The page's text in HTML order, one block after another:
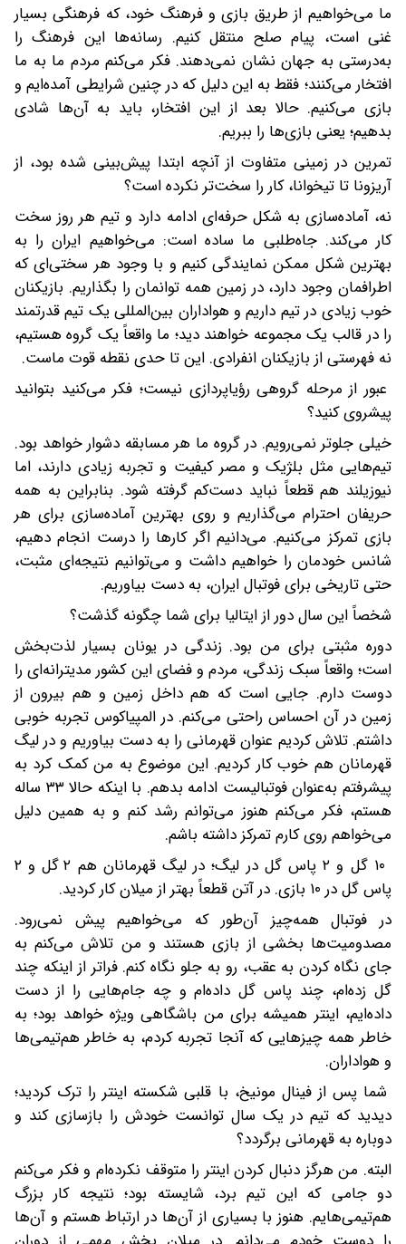
ما می‌خواهیم از طریق بازی و فرهنگ خود، که فرهنگی بسیار
غنی است، پیام صلح منتقل کنیم. رسانه‌ها این فرهنگ را
به‌درستی به جهان نشان نمی‌دهند. فکر می‌کنم مردم ما به ما
افتخار می‌کنند؛ فقط به این دلیل که در چنین شرایطی آمده‌ایم و
بازی می‌کنیم. حالا بعد از این افتخار، باید به آن‌ها شادی
بدهیم؛ یعنی بازی‌ها را ببریم.
تمرین در زمینی متفاوت از آنچه ابتدا پیش‌بینی شده بود، از
آریزونا تا تیخوانا، کار را سخت‌تر نکرده است؟
نه، آماده‌سازی به شکل حرفه‌ای ادامه دارد و تیم هر روز سخت
کار می‌کند. جاه‌طلبی ما ساده است: می‌خواهیم ایران را به
بهترین شکل ممکن نمایندگی کنیم و با وجود هر سختی‌ای که
اطرافمان وجود دارد، در زمین همه توانمان را بگذاریم. بازیکنان
خوب زیادی در تیم داریم و هواداران بین‌المللی یک تیم قدرتمند
را در قالب یک مجموعه خواهند دید؛ ما واقعاً یک گروه هستیم،
نه فهرستی از بازیکنان انفرادی. این تا حدی نقطه قوت ماست.
عبور از مرحله گروهی رؤیاپردازی نیست؛ فکر می‌کنید بتوانید
پیشروی کنید؟
خیلی جلوتر نمی‌رویم. در گروه ما هر مسابقه دشوار خواهد بود.
تیم‌هایی مثل بلژیک و مصر کیفیت و تجربه زیادی دارند، اما
نیوزیلند هم قطعاً نباید دست‌کم گرفته شود. بنابراین به همه
حریفان احترام می‌گذاریم و روی بهترین آماده‌سازی برای هر
بازی تمرکز می‌کنیم. می‌دانیم اگر کارها را درست انجام دهیم،
شانس خودمان را خواهیم داشت و می‌توانیم نتیجه‌ای مثبت،
حتی تاریخی برای فوتبال ایران، به دست بیاوریم.
شخصاً این سال دور از ایتالیا برای شما چگونه گذشت؟
دوره مثبتی برای من بود. زندگی در یونان بسیار لذت‌بخش
است؛ واقعاً سبک زندگی، مردم و فضای این کشور مدیترانه‌ای را
دوست دارم. جایی است که هم داخل زمین و هم بیرون از
زمین در آن احساس راحتی می‌کنم. در المپیاکوس تجربه خوبی
داشتم. تلاش کردیم عنوان قهرمانی را به دست بیاوریم و در لیگ
قهرمانان هم خوب کار کردیم. این موضوع به من کمک کرد به
پیشرفتم به‌عنوان فوتبالیست ادامه بدهم. با اینکه حالا ۳۳ ساله
هستم، فکر می‌کنم هنوز می‌توانم رشد کنم و به همین دلیل
می‌خواهم روی کارم تمرکز داشته باشم.
۱۰ گل و ۲ پاس گل در لیگ؛ در لیگ قهرمانان هم ۲ گل و ۲
پاس گل در ۱۰ بازی. در آتن قطعاً بهتر از میلان کار کردید.
در فوتبال همه‌چیز آن‌طور که می‌خواهیم پیش نمی‌رود.
مصدومیت‌ها بخشی از بازی هستند و من تلاش می‌کنم به
جای نگاه کردن به عقب، رو به جلو نگاه کنم. فراتر از اینکه چند
گل زده‌ام، چند پاس گل داده‌ام و چه جام‌هایی را از دست
داده‌ایم، اینتر همیشه برای من باشگاهی ویژه خواهد بود؛ به
خاطر همه چیزهایی که آنجا تجربه کردم، به خاطر هم‌تیمی‌ها
و هواداران.
شما پس از فینال مونیخ، با قلبی شکسته اینتر را ترک کردید؛
دیدید که تیم در یک سال توانست خودش را بازسازی کند و
دوباره به قهرمانی برگردد؟
البته. من هرگز دنبال کردن اینتر را متوقف نکرده‌ام و فکر می‌کنم
دو جامی که این تیم برد، شایسته بود؛ نتیجه کار بزرگ
هم‌تیمی‌هایم. هنوز با بسیاری از آن‌ها در ارتباط هستم و آن‌ها